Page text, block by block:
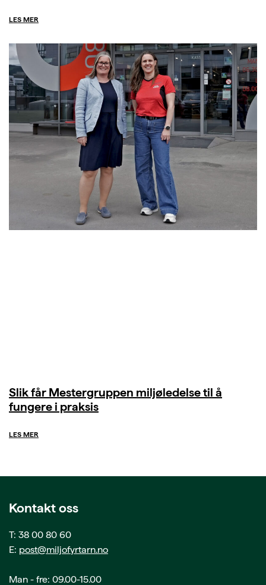
LES MER
Slik får Mestergruppen miljøledelse til å
fungere i praksis
LES MER
Kontakt oss
T: 38 00 80 60
E: post@miljofyrtarn.no
Man - fre: 09.00-15.00